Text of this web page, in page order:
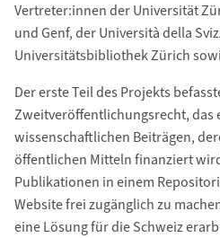
Vertreter:innen der Universität
und Genf, der Università della
Universitätsbibliothek Zürich
Der erste Teil des Projekts
Zweitveröffentlichungsrecht, das
wissenschaftlichen Beiträgen,
öffentlichen Mitteln finanziert
Publikationen in einem
Website frei zugänglich zu
eine Lösung für die Schweiz